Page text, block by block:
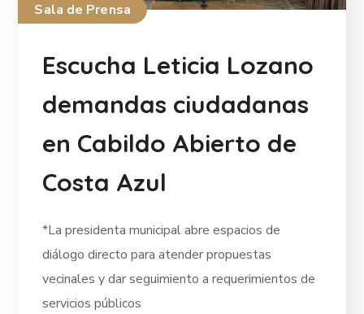
Sala de Prensa
Escucha Leticia Lozano
demandas ciudadanas
en Cabildo Abierto de
Costa Azul
*La presidenta municipal abre espacios de
diálogo directo para atender propuestas
vecinales y dar seguimiento a requerimientos de
servicios públicos